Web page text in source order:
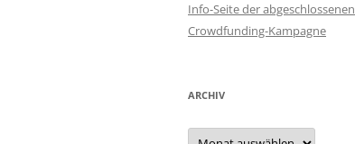
Info-Seite der abgeschlossenen
Crowdfunding-Kampagne
ARCHIV
Archiv